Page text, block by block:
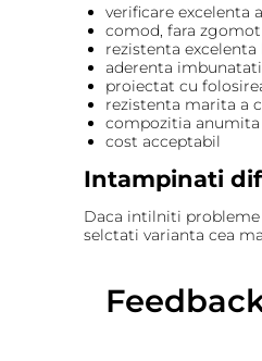
verificare excelenta
comod, fara
rezistenta
aderenta
proiectat cu
rezistenta marita a
compozitia anumita
cost acceptabil
Intampinati
Daca intilniti probleme
selctati varianta cea